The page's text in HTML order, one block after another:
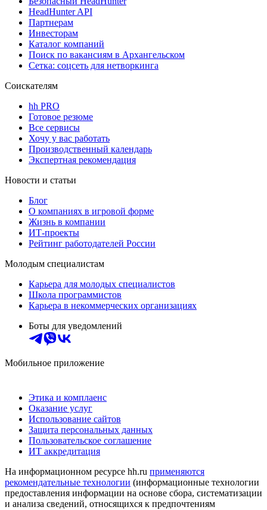
HeadHunter API
Партнерам
Инвесторам
Каталог компаний
Поиск по вакансиям в Архангельском
Сетка: соцсеть для нетворкинга
Соискателям
hh PRO
Готовое резюме
Все сервисы
Хочу у вас работать
Производственный календарь
Экспертная рекомендация
Новости и статьи
Блог
О компаниях в игровой форме
Жизнь в компании
ИТ-проекты
Рейтинг работодателей России
Молодым специалистам
Карьера для молодых специалистов
Школа программистов
Карьера в некоммерческих организациях
Боты для уведомлений
Мобильное приложение
Этика и комплаенс
Оказание услуг
Использование сайтов
Защита персональных данных
Пользовательское соглашение
ИТ аккредитация
На информационном ресурсе hh.ru применяются
рекомендательные технологии (информационные технологии
предоставления информации на основе сбора, систематизации
и анализа сведений, относящихся к предпочтениям